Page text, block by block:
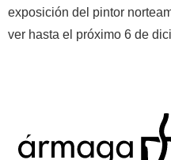
exposición del pintor
ver hasta el próximo 6 de